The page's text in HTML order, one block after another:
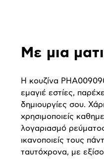
Με μια
Η κουζίνα
εμαγιέ εστίες,
δημιουργίες σου.
χρησιμοποιείς
λογαριασμό
ικανοποιείς τους
ταυτόχρονα, με